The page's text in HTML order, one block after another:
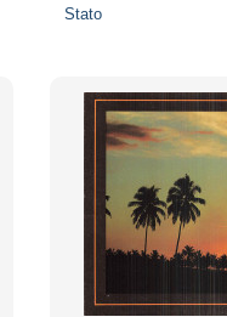
Stato